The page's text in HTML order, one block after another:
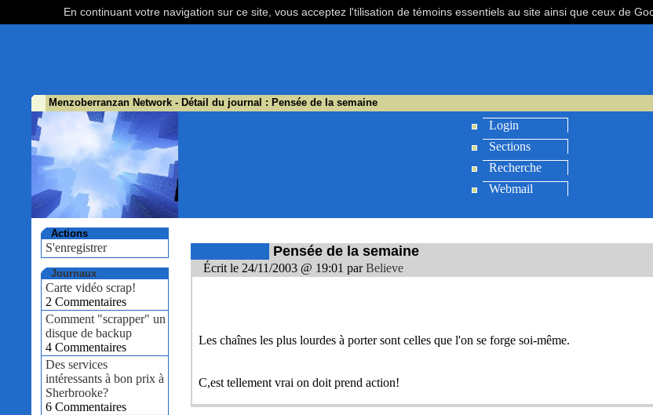
Menzoberranzan Network - Détail du journal : Pensée de la semaine
Actions
S'enregistrer
Journaux
Carte vidéo scrap!
2 Commentaires
Comment "scrapper" un
disque de backup
4 Commentaires
Des services
intéressants à bon prix à
Sherbrooke?
6 Commentaires
Login
Sections
Recherche
Webmail
Pensée de la semaine
Écrit le 24/11/2003 @ 19:01 parBelieve
Les chaînes les plus lourdes à porter sont celles que l'on se forge soi-même.
C,est tellement vrai on doit prend action!
En continuant votre navigation sur ce site, vous acceptez l'tilisation de témoins essentiels au site ainsi que ceux de